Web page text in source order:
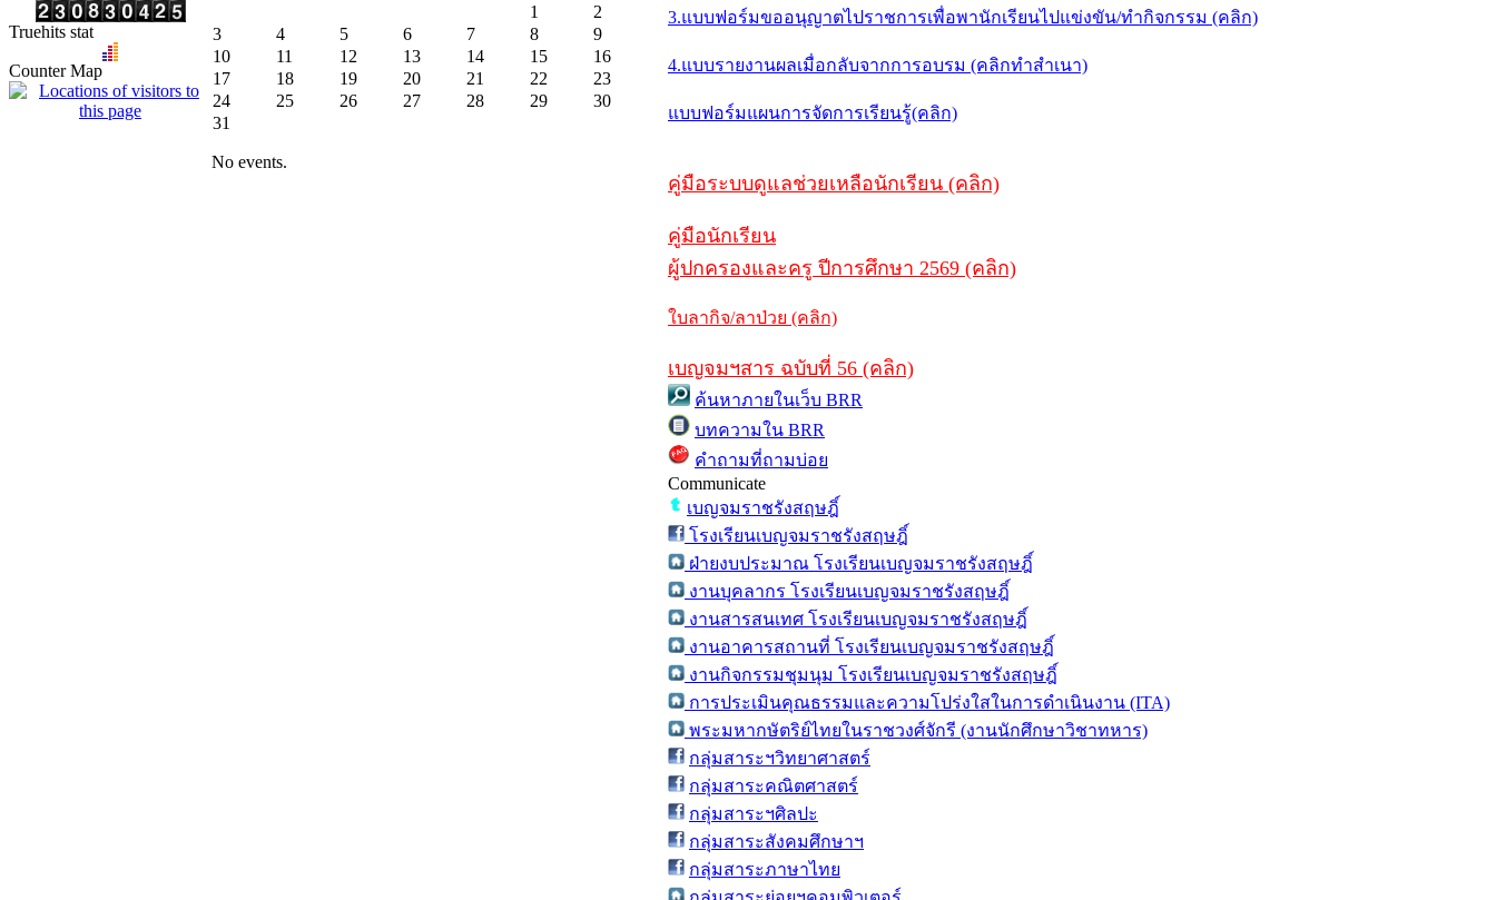
Truehits stat
Counter Map
1
2
3
4 5 6 7 8
9
10
11 12 13 14 15
16
17
18 19 20 21 22
23
24
25 26 27 28 29
30
31
No events.
3.แบบฟอร์มขออนุญาตไปราชการเพื่อพานักเรียนไปแข่งขัน/ทำกิจกรรม (คลิก)
4.แบบรายงานผลเมื่อกลับจากการอบรม (คลิกทำสำเนา)
แบบฟอร์มแผนการจัดการเรียนรู้(คลิก)
คู่มือระบบดูแลช่วยเหลือนักเรียน (คลิก)
คู่มือนักเรียน
ผู้ปกครองและครู ปีการศึกษา 2569 (คลิก)
ใบลากิจ/ลาป่วย (คลิก)
เบญจมฯสาร ฉบับที่ 56 (คลิก)
ค้นหาภายในเว็บ BRR
บทความใน BRR
คำถามที่ถามบ่อย
Communicate
เบญจมราชรังสฤษฎิ์
โรงเรียนเบญจมราชรังสฤษฎิ์
ฝ่ายงบประมาณ โรงเรียนเบญจมราชรังสฤษฎิ์
งานบุคลากร โรงเรียนเบญจมราชรังสฤษฎิ์
งานสารสนเทศ โรงเรียนเบญจมราชรังสฤษฎิ์
งานอาคารสถานที่ โรงเรียนเบญจมราชรังสฤษฎิ์
งานกิจกรรมชุมนุม โรงเรียนเบญจมราชรังสฤษฎิ์
การประเมินคุณธรรมและความโปร่งใสในการดำเนินงาน (ITA)
พระมหากษัตริย์ไทยในราชวงศ์จักรี (งานนักศึกษาวิชาทหาร)
กลุ่มสาระฯวิทยาศาสตร์
กลุ่มสาระคณิตศาสตร์
กลุ่มสาระฯศิลปะ
กลุ่มสาระสังคมศึกษาฯ
กลุ่มสาระภาษาไทย